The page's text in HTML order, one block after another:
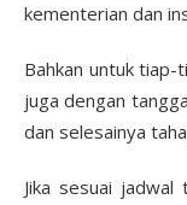
kementerian dan
Bahkan untuk tiap-
juga dengan
dan selesainya
Jika sesuai jadwal